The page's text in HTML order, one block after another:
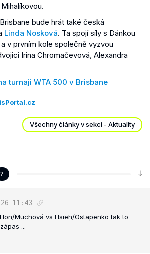
bude hrát také česká
Linda Nosková. Ta spojí síly s Dánkou
v prvním kole společně vyzvou
Irina Chromačevová, Alexandra
turnaji WTA 500 v Brisbane
Všechny články v sekci - Aktuality
7
11:43
Muchová vs Hsieh/Ostapenko tak to
...